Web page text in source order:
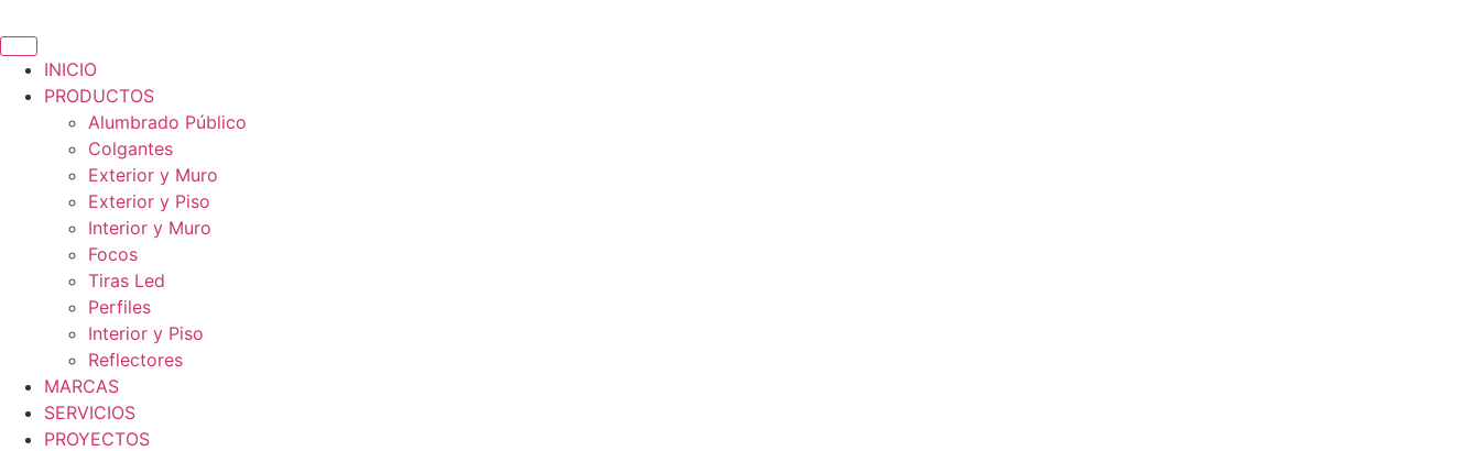
al
contenido
INICIO
PRODUCTOS
Alumbrado Público
Colgantes
Exterior y Muro
Exterior y Piso
Interior y Muro
Focos
Tiras Led
Perfiles
Interior y Piso
Reflectores
MARCAS
SERVICIOS
PROYECTOS